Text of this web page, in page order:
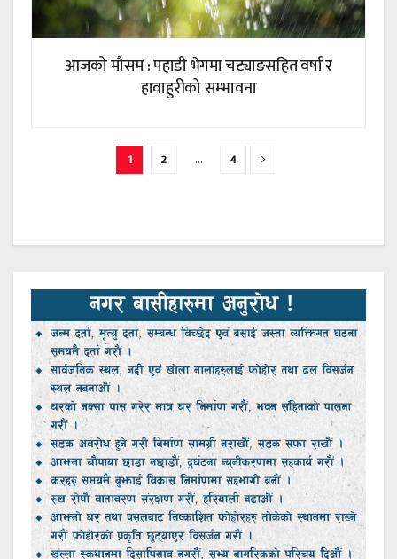
आजको मौसम : पहाडी भेगमा चट्याङसहित वर्षा र
हावाहुरीको सम्भावना
1 2 … 4